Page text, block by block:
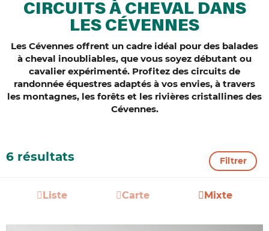
CIRCUITS À CHEVAL DANS
LES CÉVENNES
Les Cévennes offrent un cadre idéal pour des balades
à cheval inoubliables, que vous soyez débutant ou
cavalier expérimenté. Profitez des circuits de
randonnée équestres adaptés à vos envies, à travers
les montagnes, les forêts et les rivières cristallines des
Cévennes.
6 résultats Filtrer
Liste Carte Mixte